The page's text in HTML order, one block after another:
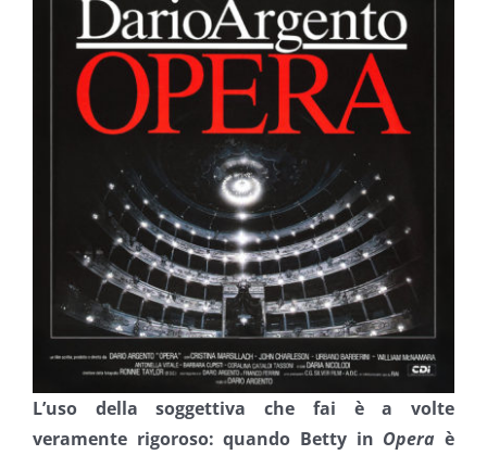
L’uso della soggettiva che fai è a volte
veramente rigoroso: quando Betty in Opera è